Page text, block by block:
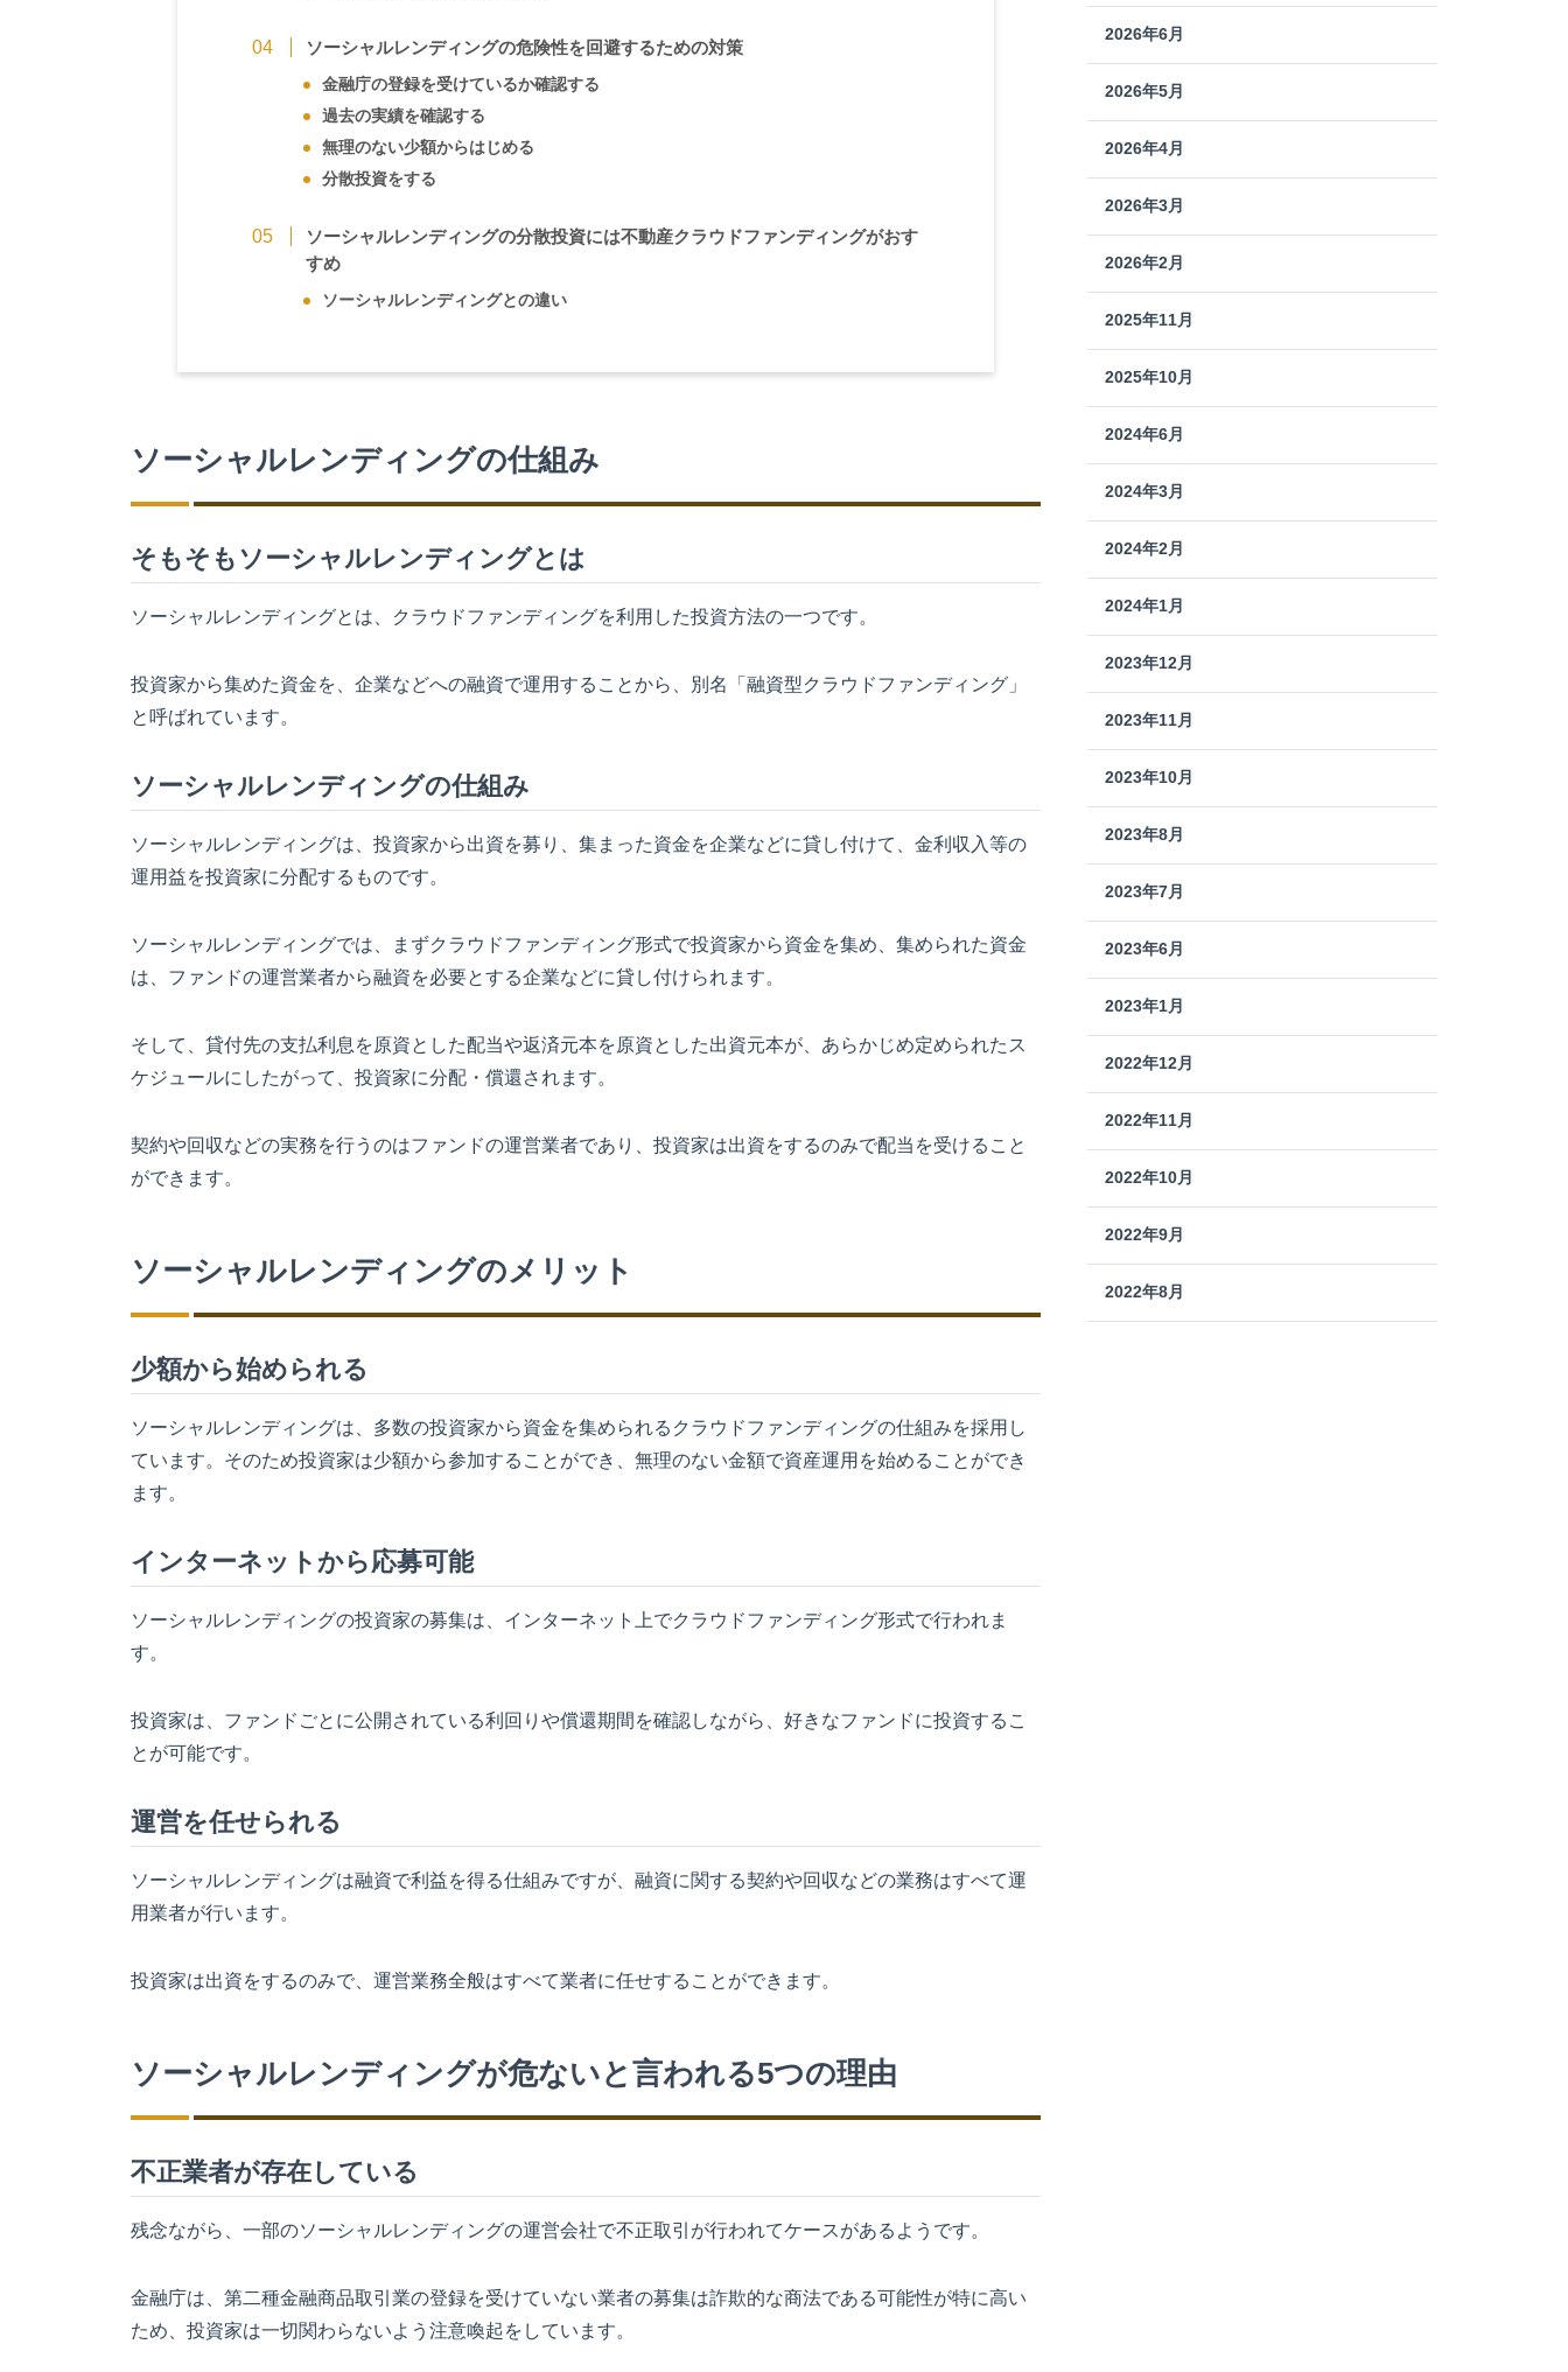
ソーシャルレンディングの危険性を回避するための対策
金融庁の登録を受けているか確認する
過去の実績を確認する
無理のない少額からはじめる
分散投資をする
ソーシャルレンディングの分散投資には不動産クラウドファンディングがおす
すめ
ソーシャルレンディングとの違い
ソーシャルレンディングの仕組み
そもそもソーシャルレンディングとは
ソーシャルレンディングとは、クラウドファンディングを利用した投資方法の一つです。
投資家から集めた資金を、企業などへの融資で運用することから、別名「融資型クラウドファンディング」
と呼ばれています。
ソーシャルレンディングの仕組み
ソーシャルレンディングは、投資家から出資を募り、集まった資金を企業などに貸し付けて、金利収入等の
運用益を投資家に分配するものです。
ソーシャルレンディングでは、まずクラウドファンディング形式で投資家から資金を集め、集められた資金
は、ファンドの運営業者から融資を必要とする企業などに貸し付けられます。
そして、貸付先の支払利息を原資とした配当や返済元本を原資とした出資元本が、あらかじめ定められたス
ケジュールにしたがって、投資家に分配・償還されます。
契約や回収などの実務を行うのはファンドの運営業者であり、投資家は出資をするのみで配当を受けること
ができます。
ソーシャルレンディングのメリット
少額から始められる
ソーシャルレンディングは、多数の投資家から資金を集められるクラウドファンディングの仕組みを採用し
ています。そのため投資家は少額から参加することができ、無理のない金額で資産運用を始めることができ
ます。
インターネットから応募可能
ソーシャルレンディングの投資家の募集は、インターネット上でクラウドファンディング形式で行われま
す。
投資家は、ファンドごとに公開されている利回りや償還期間を確認しながら、好きなファンドに投資するこ
とが可能です。
運営を任せられる
ソーシャルレンディングは融資で利益を得る仕組みですが、融資に関する契約や回収などの業務はすべて運
用業者が行います。
投資家は出資をするのみで、運営業務全般はすべて業者に任せすることができます。
ソーシャルレンディングが危ないと言われる5つの理由
不正業者が存在している
残念ながら、 一部のソーシャルレンディングの運営会社で不正取引が行われてケースがあるようです。
金融庁は、第二種金融商品取引業の登録を受けていない業者の募集は詐欺的な商法である可能性が特に高い
ため、投資家は一切関わらないよう注意喚起をしています。
2026年6月
2026年5月
2026年4月
2026年3月
2026年2月
2025年11月
2025年10月
2024年6月
2024年3月
2024年2月
2024年1月
2023年12月
2023年11月
2023年10月
2023年8月
2023年7月
2023年6月
2023年1月
2022年12月
2022年11月
2022年10月
2022年9月
2022年8月